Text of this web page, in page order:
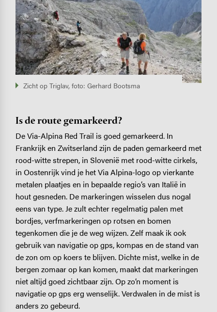
Zicht op Triglav, foto: Gerhard Bootsma
Is de route gemarkeerd?
De Via-Alpina Red Trail is goed gemarkeerd. In
Frankrijk en Zwitserland zijn de paden gemarkeerd met
rood-witte strepen, in Slovenië met rood-witte cirkels,
in Oostenrijk vind je het Via Alpina-logo op vierkante
metalen plaatjes en in bepaalde regio’s van Italië in
hout gesneden. De markeringen wisselen dus nogal
eens van type. Je zult echter regelmatig palen met
bordjes, verfmarkeringen op rotsen en bomen
tegenkomen die je de weg wijzen. Zelf maak ik ook
gebruik van navigatie op gps, kompas en de stand van
de zon om op koers te blijven. Dichte mist, welke in de
bergen zomaar op kan komen, maakt dat markeringen
niet altijd goed zichtbaar zijn. Op zo’n moment is
navigatie op gps erg wenselijk. Verdwalen in de mist is
anders zo gebeurd.